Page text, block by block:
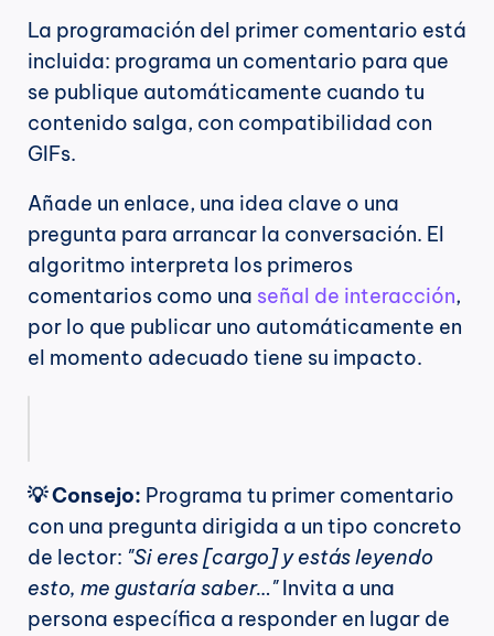
La programación del primer comentario está
incluida: programa un comentario para que
se publique automáticamente cuando tu
contenido salga, con compatibilidad con
GIFs.
Añade un enlace, una idea clave o una
pregunta para arrancar la conversación. El
algoritmo interpreta los primeros
comentarios como una señal de interacción,
por lo que publicar uno automáticamente en
el momento adecuado tiene su impacto.
💡 Consejo: Programa tu primer comentario
con una pregunta dirigida a un tipo concreto
de lector: "Si eres [cargo] y estás leyendo
esto, me gustaría saber…" Invita a una
persona específica a responder en lugar de